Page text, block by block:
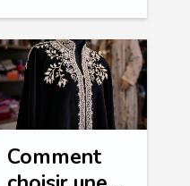
Comment